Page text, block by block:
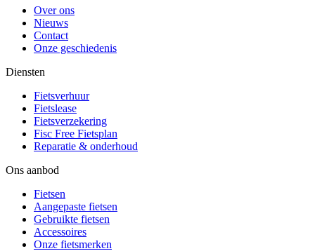
Over ons
Nieuws
Contact
Onze geschiedenis
Diensten
Fietsverhuur
Fietslease
Fietsverzekering
Fisc Free Fietsplan
Reparatie & onderhoud
Ons aanbod
Fietsen
Aangepaste fietsen
Gebruikte fietsen
Accessoires
Onze fietsmerken